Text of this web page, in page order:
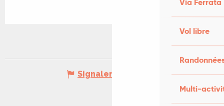
Via Ferrata
Vol libre
Multi-
Signaler une erreur